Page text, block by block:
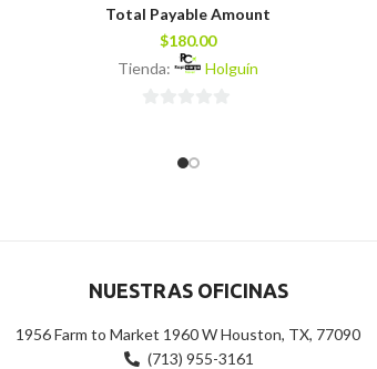
Total Payable Amount
$180.00
Tienda:
Holguín
NUESTRAS OFICINAS
1956 Farm to Market 1960 W Houston, TX, 77090
(713) 955-3161